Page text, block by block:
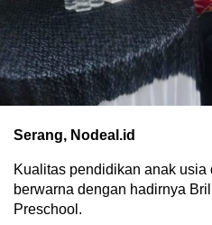
Serang, Nodeal.id
Kualitas pendidikan anak
berwarna dengan hadirnya
Preschool.